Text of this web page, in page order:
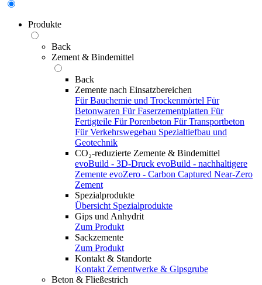
Produkte
Back
Zement & Bindemittel
Back
Zemente nach Einsatzbereichen
Für Bauchemie und Trockenmörtel Für
Betonwaren Für Faserzementplatten Für
Fertigteile Für Porenbeton Für Transportbeton
Für Verkehrswegebau Spezialtiefbau und
Geotechnik
CO₂-reduzierte Zemente & Bindemittel
evoBuild - 3D-Druck evoBuild - nachhaltigere
Zemente evoZero - Carbon Captured Near-Zero
Zement
Spezialprodukte
Übersicht Spezialprodukte
Gips und Anhydrit
Zum Produkt
Sackzemente
Zum Produkt
Kontakt & Standorte
Kontakt Zementwerke & Gipsgrube
Beton & Fließestrich